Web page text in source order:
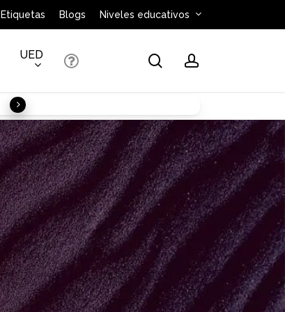
Etiquetas Blogs Niveles educativos
UED searchaccount